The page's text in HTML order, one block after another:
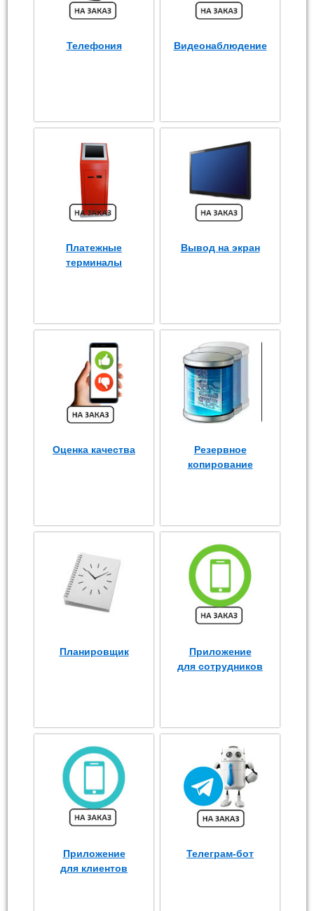
Телефония Видеонаблюдение
Платежные
терминалы
Вывод на экран
Оценка качества
Резервное
копирование
Планировщик
Приложение
для сотрудников
Приложение
для клиентов
Телеграм-бот